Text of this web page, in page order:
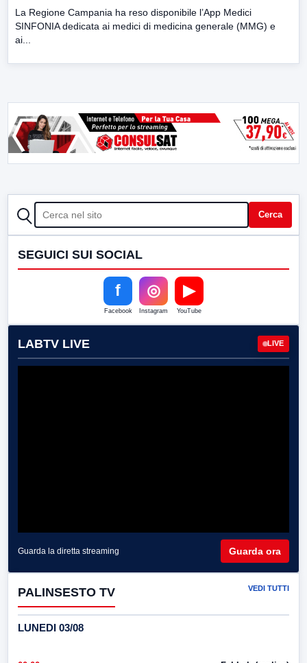
La Regione Campania ha reso disponibile l’App Medici
SINFONIA dedicata ai medici di medicina generale (MMG) e
ai...
CERCA Cerca
SEGUICI SUI SOCIAL
f
Facebook
◎
Instagram
▶
YouTube
LABTV LIVE LIVE
Guarda la diretta streaming Guarda ora
PALINSESTO TV VEDI TUTTI
LUNEDI 03/08